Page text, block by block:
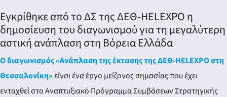
Εγκρίθηκε από το ΔΣ της ΔΕΘ-HELEXPO η
δημοσίευση του διαγωνισμού για τη μεγαλύτερη
αστική ανάπλαση στη Βόρεια Ελλάδα
Ο διαγωνισμός «Ανάπλαση της έκτασης της ΔΕΘ-HELEXPO στη
Θεσσαλονίκη»είναι ένα έργο μείζονος σημασίας που έχει
ενταχθεί στο Αναπτυξιακό Πρόγραμμα Συμβάσεων Στρατηγικής